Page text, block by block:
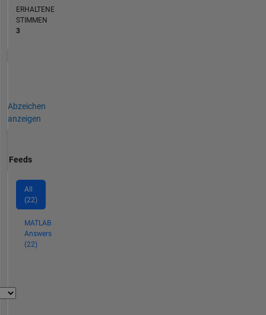
ERHALTENE
STIMMEN
3
Abzeichen
anzeigen
Feeds
All
(22)
MATLAB
Answers
(22)